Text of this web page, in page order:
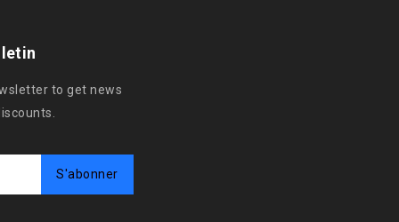
to get news